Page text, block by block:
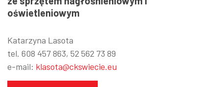
oświetleniowym
Katarzyna Lasota
tel. 608 457 863, 52 562 73 89
e-mail: klasota@ckswiecie.eu